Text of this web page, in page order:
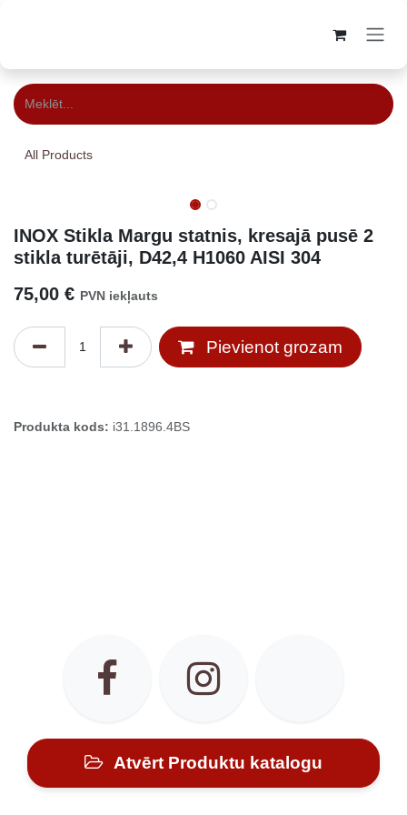
All Products
INOX Stikla Margu statnis, kresajā pusē 2
stikla turētāji, D42,4 H1060 AISI 304
75,00 € PVN iekļauts
Pievienot grozam
Produkta kods: i31.1896.4BS
Atvērt Produktu katalogu